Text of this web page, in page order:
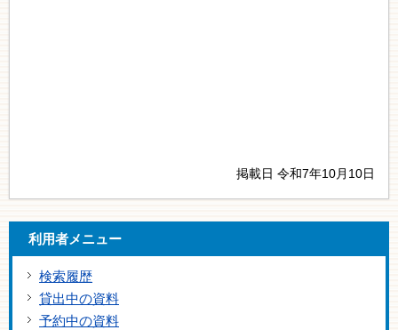
掲載日 令和7年10月10日
利用者メニュー
検索履歴
貸出中の資料
予約中の資料